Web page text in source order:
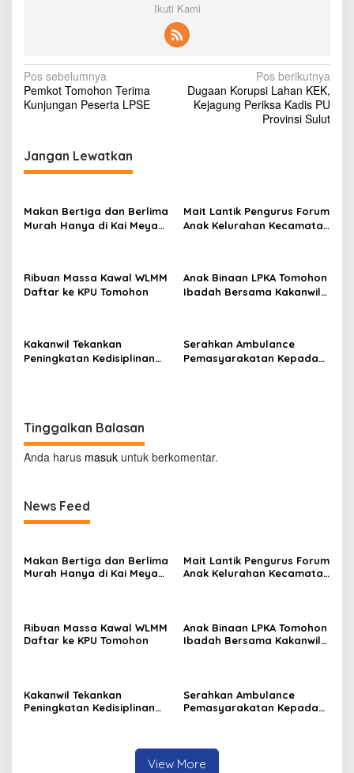
Ikuti Kami
N
a
i
g
s
i
o
s
Pos sebelumnya
Pemkot Tomohon Terima
Kunjungan Peserta LPSE
Pos berikutnya
Dugaan Korupsi Lahan KEK,
Kejagung Periksa Kadis PU
Provinsi Sulut
Jangan Lewatkan
Makan Bertiga dan Berlima
Murah Hanya di Kai Meya
Mait Lantik Pengurus Forum
Anak Kelurahan Kecamatan
Ribuan Massa Kawal WLMM
Daftar ke KPU Tomohon
Anak Binaan LPKA Tomohon
Ibadah Bersama Kakanwil
Kakanwil Tekankan
Peningkatan Kedisiplinan
Serahkan Ambulance
Pemasyarakatan Kepada
Tinggalkan Balasan
Anda harus masuk untuk berkomentar.
News Feed
Makan Bertiga dan Berlima
Murah Hanya di Kai Meya
Mait Lantik Pengurus Forum
Anak Kelurahan Kecamatan
Ribuan Massa Kawal WLMM
Daftar ke KPU Tomohon
Anak Binaan LPKA Tomohon
Ibadah Bersama Kakanwil
Kakanwil Tekankan
Peningkatan Kedisiplinan
Serahkan Ambulance
Pemasyarakatan Kepada
View More